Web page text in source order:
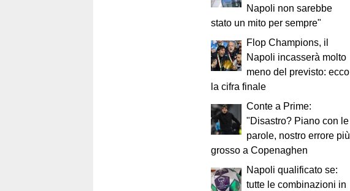
Napoli non sarebbe
stato un mito per sempre"
Flop Champions, il
Napoli incasserà molto
meno del previsto: ecco
la cifra finale
Conte a Prime:
"Disastro? Piano con le
parole, nostro errore più
grosso a Copenaghen
Napoli qualificato se:
tutte le combinazioni in